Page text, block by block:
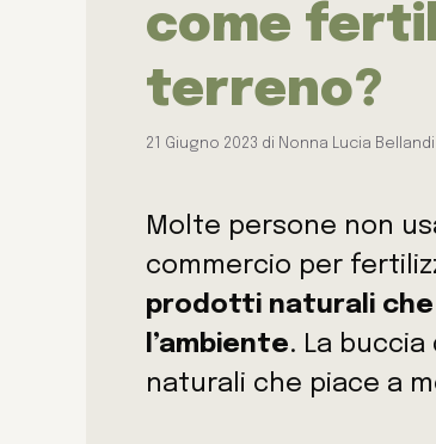
come
terreno?
21 Giugno 2023 di Nonna Lucia Bellandi
Molte persone non
commercio per
prodotti naturali che
l’ambiente. La
naturali che piace a